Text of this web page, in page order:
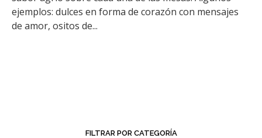
ejemplos: dulces en forma de corazón con mensajes
de amor, ositos de...
FILTRAR POR CATEGORÍA